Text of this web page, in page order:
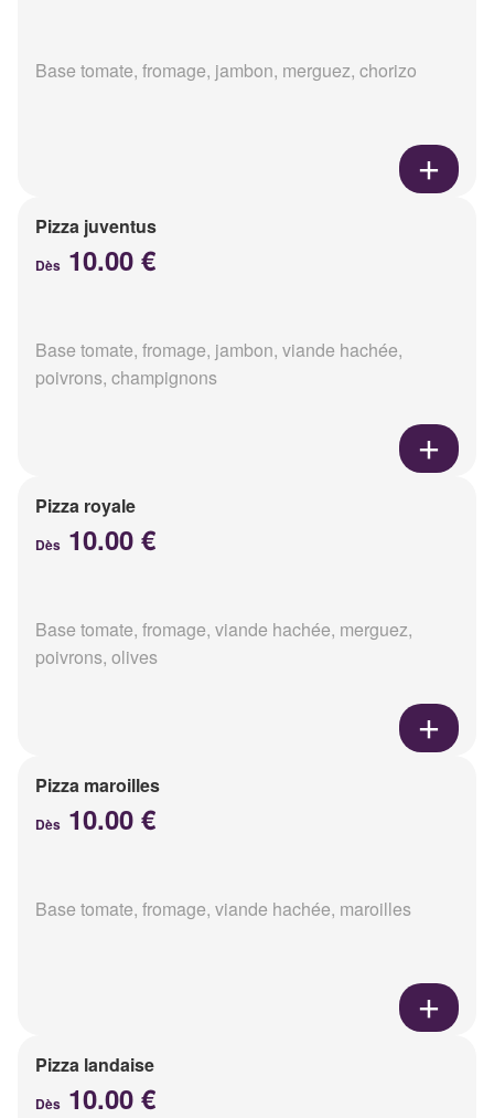
Base tomate, fromage, jambon, merguez, chorizo
Pizza juventus
Dès 10.00 €
Base tomate, fromage, jambon, viande hachée,
poivrons, champignons
Pizza royale
Dès 10.00 €
Base tomate, fromage, viande hachée, merguez,
poivrons, olives
Pizza maroilles
Dès 10.00 €
Base tomate, fromage, viande hachée, maroilles
Pizza landaise
Dès 10.00 €